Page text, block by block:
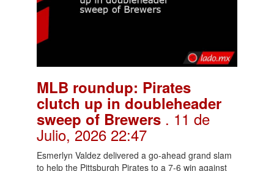
MLB roundup: Pirates
clutch up in doubleheader
sweep of Brewers . 11 de
Julio, 2026 22:47
Esmerlyn Valdez delivered a go-ahead grand slam
to help the Pittsburgh Pirates to a 7-6 win against